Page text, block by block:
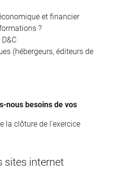
et financier
?
(hébergeurs, éditeurs de
nous besoins de vos
la clôture de l'exercice
sites internet